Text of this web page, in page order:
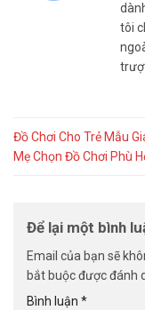
tôi
Đồ Chơi Cho Trẻ Mẫu
Mẹ Chọn Đồ Chơi Phù
Để lại một bình
Email của bạn sẽ
bắt buộc được đánh
Bình luận *